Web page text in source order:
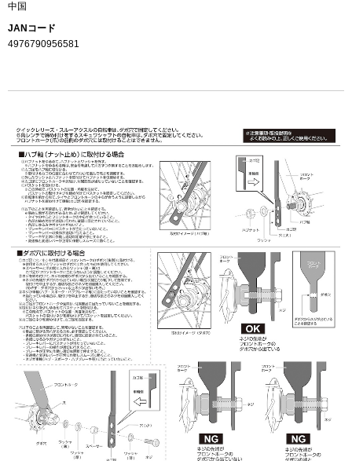
お買い物を続ける カートへ進む
中国
JANコード
4976790956581